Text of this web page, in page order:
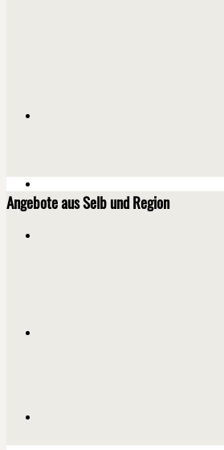
Angebote aus Selb und Region